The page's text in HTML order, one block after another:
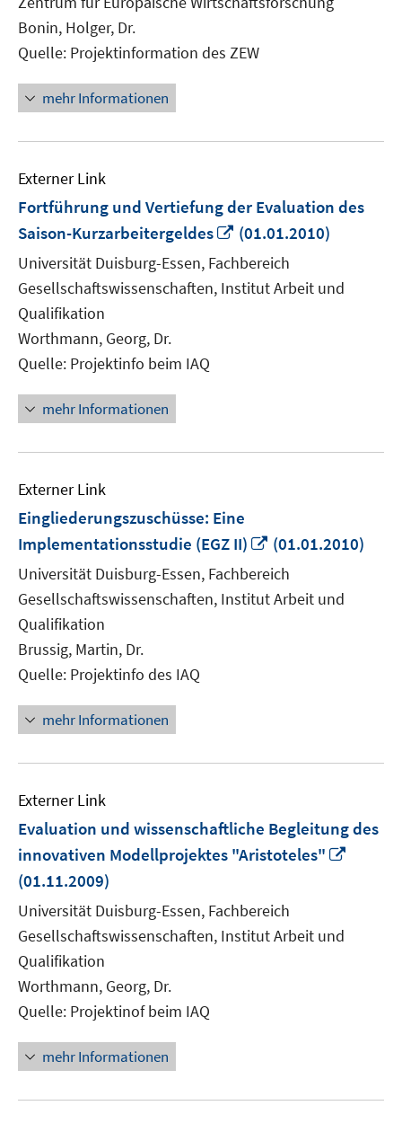
öffnen
Bonin, Holger, Dr.
Quelle: Projektinformation des ZEW
mehr Informationen
Externer Link
Fortführung und Vertiefung der Evaluation des
Saison-Kurzarbeitergeldes
In
neuem
Fenster
öffnen
(01.01.2010)
Universität Duisburg-Essen, Fachbereich
Gesellschaftswissenschaften, Institut Arbeit und
Qualifikation
Worthmann, Georg, Dr.
Quelle: Projektinfo beim IAQ
mehr Informationen
Externer Link
Eingliederungszuschüsse: Eine
Implementationsstudie (EGZ II)
In
neuem
Fenster
öffnen
(01.01.2010)
Universität Duisburg-Essen, Fachbereich
Gesellschaftswissenschaften, Institut Arbeit und
Qualifikation
Brussig, Martin, Dr.
Quelle: Projektinfo des IAQ
mehr Informationen
Externer Link
Evaluation und wissenschaftliche Begleitung des
innovativen Modellprojektes "Aristoteles"
(01.11.2009)
Universität Duisburg-Essen, Fachbereich
Gesellschaftswissenschaften, Institut Arbeit und
Qualifikation
Worthmann, Georg, Dr.
Quelle: Projektinof beim IAQ
mehr Informationen